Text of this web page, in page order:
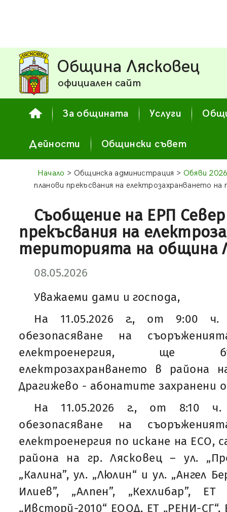
Община Лясковец
официален сайт
За общината Услуги
Дейности Общински съвет
Начало > Общинска администрация > Обяви
планови прекъсвания на електрозахранването
Съобщение на ЕРП
прекъсвания на
територията на община
08.05.2026
Уважаеми дами и господа,
На 11.05.2026 г., от 9:00
обезопасяване на
електроенергия, ще
електрозахранването в района
Драгижево - абонатите захранени
На 11.05.2026 г., от 8:10
обезопасяване на
електроенергия по искане на ЕСО,
района на гр. Лясковец – ул.
„Калина”, ул. „Люлин“ и ул. „Ангел
Илиев”, „Алпен”, „Кехлибар”, ЕТ
„Ивсторй-2010“ ЕООД, ЕТ „РЕНИ-СГ“,